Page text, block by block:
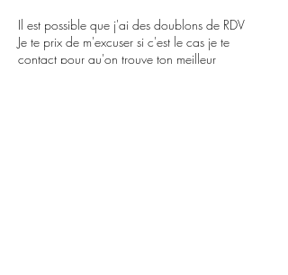
Il est possible que j'ai des doublons de RDV
Je te prix de m'excuser si c'est le cas je te
contact pour qu'on trouve ton meilleur